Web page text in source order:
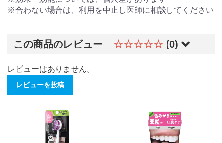
※合わない場合は、利用を中止し医師に相談してください
この商品のレビュー ☆☆☆☆☆ (0)
レビューはありません。
レビューを投稿